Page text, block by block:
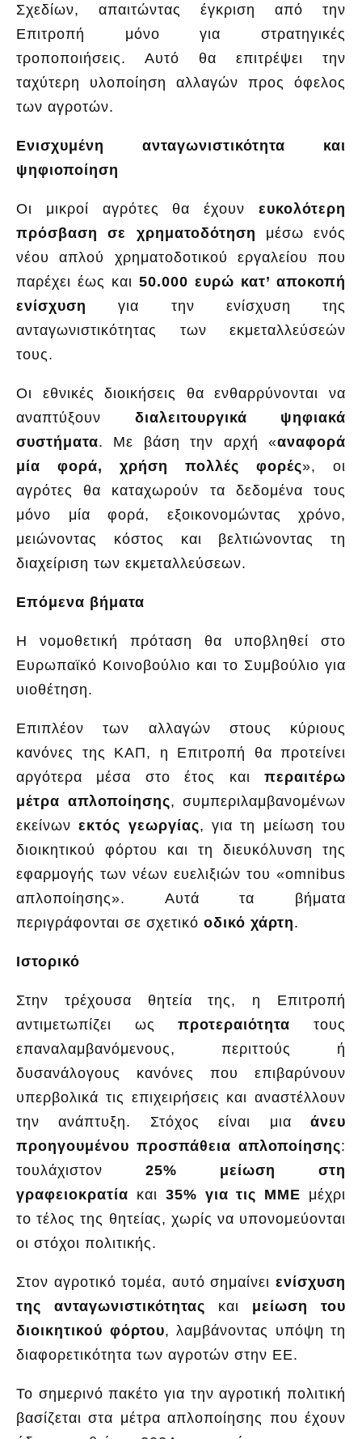
Σχεδίων, απαιτώντας έγκριση από την
Επιτροπή μόνο για στρατηγικές
τροποποιήσεις. Αυτό θα επιτρέψει την
ταχύτερη υλοποίηση αλλαγών προς όφελος
των αγροτών.
Ενισχυμένη ανταγωνιστικότητα και
ψηφιοποίηση
Οι μικροί αγρότες θα έχουν ευκολότερη
πρόσβαση σε χρηματοδότηση μέσω ενός
νέου απλού χρηματοδοτικού εργαλείου που
παρέχει έως και 50.000 ευρώ κατ’ αποκοπή
ενίσχυση για την ενίσχυση της
ανταγωνιστικότητας των εκμεταλλεύσεών
τους.
Οι εθνικές διοικήσεις θα ενθαρρύνονται να
αναπτύξουν διαλειτουργικά ψηφιακά
συστήματα. Με βάση την αρχή «αναφορά
μία φορά, χρήση πολλές φορές», οι
αγρότες θα καταχωρούν τα δεδομένα τους
μόνο μία φορά, εξοικονομώντας χρόνο,
μειώνοντας κόστος και βελτιώνοντας τη
διαχείριση των εκμεταλλεύσεων.
Επόμενα βήματα
Η νομοθετική πρόταση θα υποβληθεί στο
Ευρωπαϊκό Κοινοβούλιο και το Συμβούλιο για
υιοθέτηση.
Επιπλέον των αλλαγών στους κύριους
κανόνες της ΚΑΠ, η Επιτροπή θα προτείνει
αργότερα μέσα στο έτος και περαιτέρω
μέτρα απλοποίησης, συμπεριλαμβανομένων
εκείνωνεκτός γεωργίας, για τη μείωση του
διοικητικού φόρτου και τη διευκόλυνση της
εφαρμογής των νέων ευελιξιών του «omnibus
απλοποίησης». Αυτά τα βήματα
περιγράφονται σε σχετικό οδικό χάρτη.
Ιστορικό
Στην τρέχουσα θητεία της, η Επιτροπή
αντιμετωπίζει ωςπροτεραιότητα τους
επαναλαμβανόμενους, περιττούς ή
δυσανάλογους κανόνες που επιβαρύνουν
υπερβολικά τις επιχειρήσεις και αναστέλλουν
την ανάπτυξη. Στόχος είναι μια άνευ
προηγουμένου προσπάθεια απλοποίησης:
τουλάχιστον 25% μείωση στη
γραφειοκρατία και 35% για τις ΜΜΕ μέχρι
το τέλος της θητείας, χωρίς να υπονομεύονται
οι στόχοι πολιτικής.
Στον αγροτικό τομέα, αυτό σημαίνει ενίσχυση
της ανταγωνιστικότητας και μείωση του
διοικητικού φόρτου, λαμβάνοντας υπόψη τη
διαφορετικότητα των αγροτών στην ΕΕ.
Το σημερινό πακέτο για την αγροτική πολιτική
βασίζεται στα μέτρα απλοποίησης που έχουν